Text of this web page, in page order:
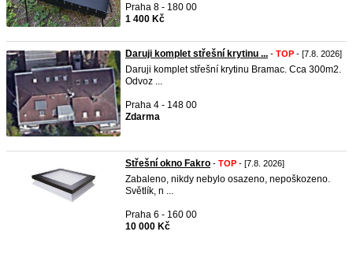
Praha 8 - 180 00
1 400 Kč
Daruji komplet střešní krytinu ... - TOP - [7.8. 2026]
Daruji komplet střešní krytinu Bramac. Cca 300m2.
Odvoz ...
Praha 4 - 148 00
Zdarma
Střešní okno Fakro - TOP - [7.8. 2026]
Zabaleno, nikdy nebylo osazeno, nepoškozeno.
Světlík, n ...
Praha 6 - 160 00
10 000 Kč